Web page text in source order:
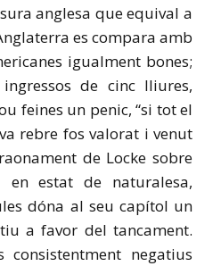
anglesa que equival a
es compara amb
igualment bones;
de cinc lliures,
feines un penic, “si tot el
rebre fos valorat i venut
de Locke sobre
en estat de naturalesa,
dóna al seu capítol un
a favor del tancament.
consistentment negatius